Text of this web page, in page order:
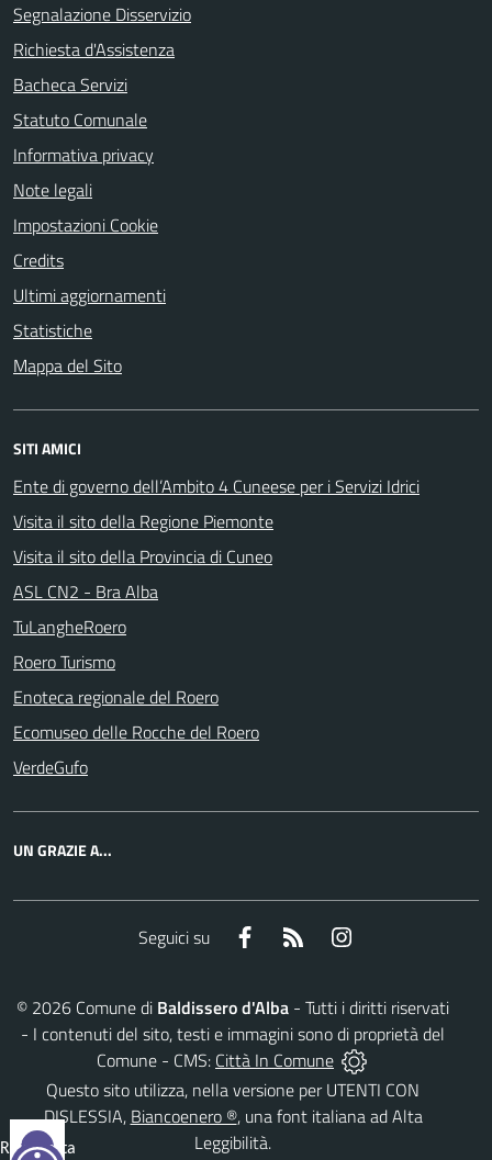
Segnalazione Disservizio
Richiesta d'Assistenza
Bacheca Servizi
Statuto Comunale
Informativa privacy
Note legali
Impostazioni Cookie
Credits
Ultimi aggiornamenti
Statistiche
Mappa del Sito
SITI AMICI
Ente di governo dell’Ambito 4 Cuneese per i Servizi Idrici
Visita il sito della Regione Piemonte
Visita il sito della Provincia di Cuneo
ASL CN2 - Bra Alba
TuLangheRoero
Roero Turismo
Enoteca regionale del Roero
Ecomuseo delle Rocche del Roero
VerdeGufo
UN GRAZIE A...
Seguici su Facebook RSS
© 2026 Comune di Baldissero d'Alba - Tutti i diritti riservati
- I contenuti del sito, testi e immagini sono di proprietà del
Comune - CMS: Città In Comune
Questo sito utilizza, nella versione per UTENTI CON
DISLESSIA, Biancoenero ®, una font italiana ad Alta
Leggibilità.
Reimposta